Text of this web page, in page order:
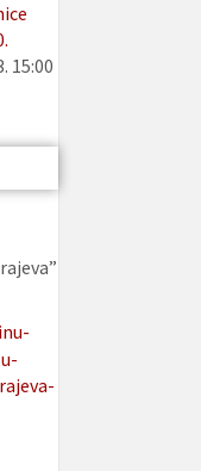
15:00